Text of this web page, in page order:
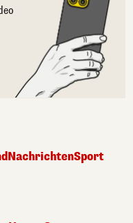
NachrichtenSport